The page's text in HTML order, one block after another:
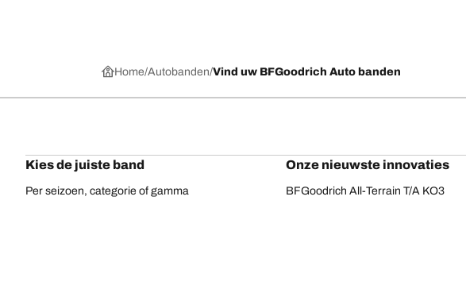
Home Autobanden Vind uw BFGoodrich Auto banden
Kies de juiste band
Per seizoen, categorie of gamma
Onze nieuwste innovaties
BFGoodrich All-Terrain T/A KO3